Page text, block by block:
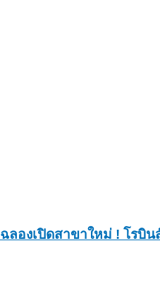
ฉลองเปิดสาขาใหม่ ! โรบิ